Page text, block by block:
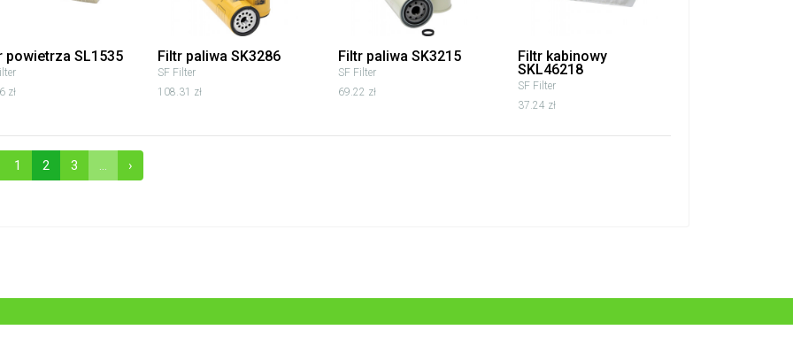
powietrza SL1535
zł
Filtr paliwa SK3286
SF Filter
108.31 zł
Filtr paliwa SK3215
SF Filter
69.22 zł
Filtr kabinowy
SKL46218
SF Filter
37.24 zł
1 2 3 ... ›